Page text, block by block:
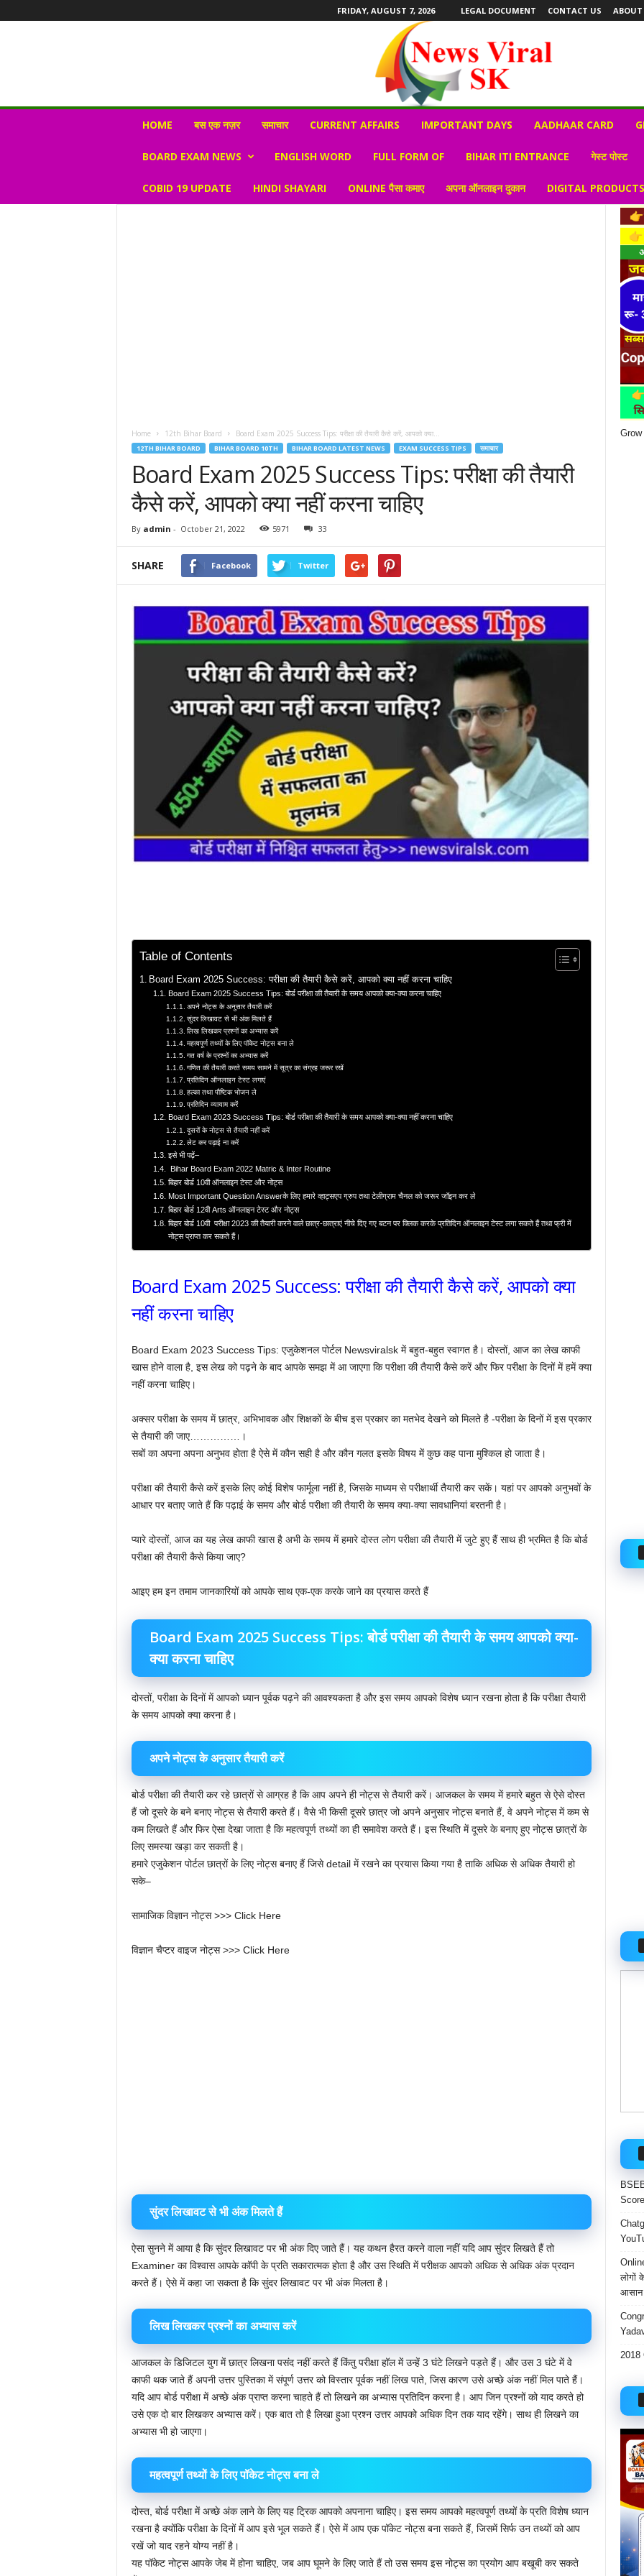
FRIDAY, AUGUST 7, 2026 LEGAL DOCUMENT CONTACT US ABOUT
r
HOME बस एक नज़र समाचार CURRENT AFFAIRS IMPORTANT DAYS AADHAAR CARD
BOARD EXAM NEWS ENGLISH WORD FULL FORM OF BIHAR ITI ENTRANCE गेस्ट पोस्ट
COBID 19 UPDATE HINDI SHAYARI ONLINE पैसा कमाए अपना ऑनलाइन दुकान DIGITAL
Home 12th Bihar Board Board Exam 2025 Success Tips: परीक्षा की तैयारी कैसे करें, आपको क्या...
12TH BIHAR BOARD BIHAR BOARD 10TH BIHAR BOARD LATEST NEWS EXAM SUCCESS TIPS समाचार
Board Exam 2025 Success Tips: परीक्षा की तैयारी
कैसे करें, आपको क्या नहीं करना चाहिए
By admin - October 21, 2022 5971 33
SHARE Facebook Twitter
Table of Contents
Board Exam 2025 Success: परीक्षा की तैयारी कैसे करें, आपको क्या नहीं करना चाहिए
Board Exam 2025 Success Tips: बोर्ड परीक्षा की तैयारी के समय आपको क्या-क्या करना चाहिए
अपने नोट्स के अनुसार तैयारी करें
सुंदर लिखावट से भी अंक मिलते हैं
लिख लिखकर प्रश्नों का अभ्यास करें
महत्वपूर्ण तथ्यों के लिए पॉकेट नोट्स बना ले
गत वर्ष के प्रश्नों का अभ्यास करें
गणित की तैयारी करते समय सामने में सूत्र का संग्रह जरूर रखें
प्रतिदिन ऑनलाइन टेस्ट लगाएं
हल्का तथा पौष्टिक भोजन ले
प्रतिदिन व्यायाम करें
Board Exam 2023 Success Tips: बोर्ड परीक्षा की तैयारी के समय आपको क्या-क्या नहीं करना चाहिए
दूसरों के नोट्स से तैयारी नहीं करें
लेट कर पढ़ाई ना करें
इसे भी पढ़ें–
Bihar Board Exam 2022 Matric & Inter Routine
बिहार बोर्ड 10वी ऑनलाइन टेस्ट और नोट्स
Most Important Question Answerके लिए हमारे व्हाट्सएप ग्रुप तथा टेलीग्राम चैनल को जरूर जॉइन कर ले
बिहार बोर्ड 12वी Arts ऑनलाइन टेस्ट और नोट्स
बिहार बोर्ड 10वी परीक्षा 2023 की तैयारी करने वाले छात्र-छात्राएं नीचे दिए गए बटन पर क्लिक करके प्रतिदिन ऑनलाइन टेस्ट लगा सकते हैं तथा फ्री में
नोट्स प्राप्त कर सकते हैं।
Board Exam 2025 Success: परीक्षा की तैयारी कैसे करें, आपको क्या
नहीं करना चाहिए
Board Exam 2023 Success Tips: एजुकेशनल पोर्टल Newsviralsk में बहुत-बहुत स्वागत है। दोस्तों, आज का लेख काफी
खास होने वाला है, इस लेख को पढ़ने के बाद आपके समझ में आ जाएगा कि परीक्षा की तैयारी कैसे करें और फिर परीक्षा के दिनों में हमें क्या
नहीं करना चाहिए।
अक्सर परीक्षा के समय में छात्र, अभिभावक और शिक्षकों के बीच इस प्रकार का मतभेद देखने को मिलते है -परीक्षा के दिनों में इस प्रकार
से तैयारी की जाए……………।
सबों का अपना अपना अनुभव होता है ऐसे में कौन सही है और कौन गलत इसके विषय में कुछ कह पाना मुश्किल हो जाता है।
परीक्षा की तैयारी कैसे करें इसके लिए कोई विशेष फार्मूला नहीं है, जिसके माध्यम से परीक्षार्थी तैयारी कर सकें। यहां पर आपको अनुभवों के
आधार पर बताए जाते हैं कि पढ़ाई के समय और बोर्ड परीक्षा की तैयारी के समय क्या-क्या सावधानियां बरतनी है।
प्यारे दोस्तों, आज का यह लेख काफी खास है अभी के समय में हमारे दोस्त लोग परीक्षा की तैयारी में जुटे हुए हैं साथ ही भ्रमित है कि बोर्ड
परीक्षा की तैयारी कैसे किया जाए?
आइए हम इन तमाम जानकारियों को आपके साथ एक-एक करके जाने का प्रयास करते हैं
Board Exam 2025 Success Tips: बोर्ड परीक्षा की तैयारी के समय आपको क्या-
क्या करना चाहिए
दोस्तों, परीक्षा के दिनों में आपको ध्यान पूर्वक पढ़ने की आवश्यकता है और इस समय आपको विशेष ध्यान रखना होता है कि परीक्षा तैयारी
के समय आपको क्या करना है।
अपने नोट्स के अनुसार तैयारी करें
बोर्ड परीक्षा की तैयारी कर रहे छात्रों से आग्रह है कि आप अपने ही नोट्स से तैयारी करें। आजकल के समय में हमारे बहुत से ऐसे दोस्त
हैं जो दूसरे के बने बनाए नोट्स से तैयारी करते हैं। वैसे भी किसी दूसरे छात्र जो अपने अनुसार नोट्स बनाते हैं, वे अपने नोट्स में कम से
कम लिखते हैं और फिर ऐसा देखा जाता है कि महत्वपूर्ण तथ्यों का ही समावेश करते हैं। इस स्थिति में दूसरे के बनाए हुए नोट्स छात्रों के
लिए समस्या खड़ा कर सकती है।
हमारे एजुकेशन पोर्टल छात्रों के लिए नोट्स बनाए हैं जिसे detail में रखने का प्रयास किया गया है ताकि अधिक से अधिक तैयारी हो
सके–
सामाजिक विज्ञान नोट्स >>> Click Here
विज्ञान चैप्टर वाइज नोट्स >>> Click Here
सुंदर लिखावट से भी अंक मिलते हैं
ऐसा सुनने में आया है कि सुंदर लिखावट पर भी अंक दिए जाते हैं। यह कथन हैरत करने वाला नहीं यदि आप सुंदर लिखते हैं तो
Examiner का विश्वास आपके कॉपी के प्रति सकारात्मक होता है और उस स्थिति में परीक्षक आपको अधिक से अधिक अंक प्रदान
करते हैं। ऐसे में कहा जा सकता है कि सुंदर लिखावट पर भी अंक मिलता है।
लिख लिखकर प्रश्नों का अभ्यास करें
आजकल के डिजिटल युग में छात्र लिखना पसंद नहीं करते हैं किंतु परीक्षा हॉल में उन्हें 3 घंटे लिखने पड़ते हैं। और उस 3 घंटे में वे
काफी थक जाते हैं अपनी उत्तर पुस्तिका में संपूर्ण उत्तर को विस्तार पूर्वक नहीं लिख पाते, जिस कारण उसे अच्छे अंक नहीं मिल पाते हैं।
यदि आप बोर्ड परीक्षा में अच्छे अंक प्राप्त करना चाहते हैं तो लिखने का अभ्यास प्रतिदिन करना है। आप जिन प्रश्नों को याद करते हो
उसे एक दो बार लिखकर अभ्यास करें। एक बात तो है लिखा हुआ प्रश्न उत्तर आपको अधिक दिन तक याद रहेंगे। साथ ही लिखने का
अभ्यास भी हो जाएगा।
महत्वपूर्ण तथ्यों के लिए पॉकेट नोट्स बना ले
दोस्त, बोर्ड परीक्षा में अच्छे अंक लाने के लिए यह ट्रिक आपको अपनाना चाहिए। इस समय आपको महत्वपूर्ण तथ्यों के प्रति विशेष ध्यान
रखना है क्योंकि परीक्षा के दिनों में आप इसे भूल सकते हैं। ऐसे में आप एक पॉकेट नोट्स बना सकते हैं, जिसमें सिर्फ उन तथ्यों को आप
रखें जो याद रहने योग्य नहीं है।
यह पॉकेट नोट्स आपके जेब में होना चाहिए, जब आप घूमने के लिए जाते हैं तो उस समय इस नोट्स का प्रयोग आप बखूबी कर सकते
लोगों
आसान
2018